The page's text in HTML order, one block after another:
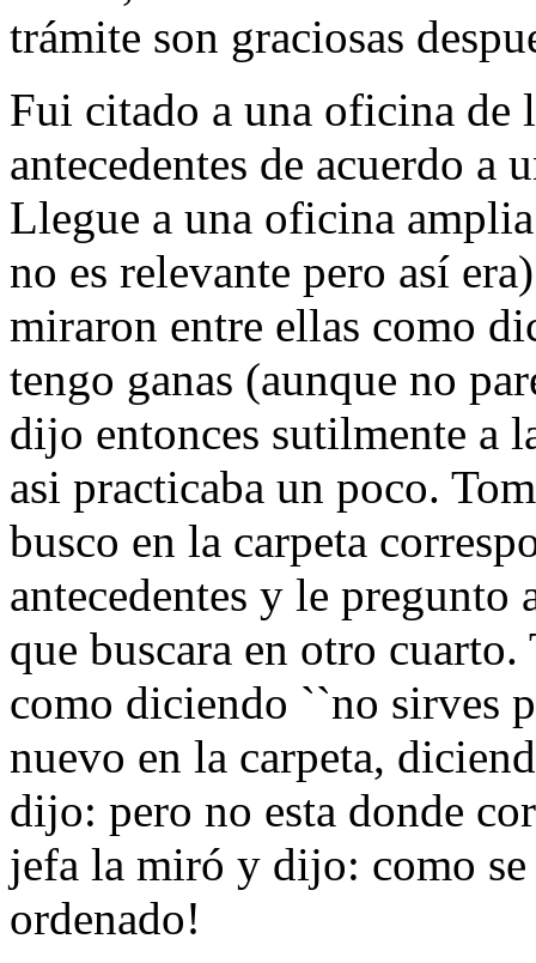
trámite son graciosas
Fui citado a una oficina de
antecedentes de acuerdo a
Llegue a una oficina
no es relevante pero así
miraron entre ellas como
tengo ganas (aunque no
dijo entonces sutilmente a
asi practicaba un poco.
busco en la carpeta
antecedentes y le
que buscara en otro
como diciendo ``no sirves
nuevo en la carpeta,
dijo: pero no esta donde
jefa la miró y dijo: como se
ordenado!